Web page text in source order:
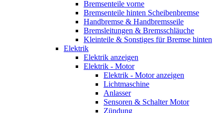
Bremsenteile vorne
Bremsenteile hinten Scheibenbremse
Handbremse & Handbremsseile
Bremsleitungen & Bremsschläuche
Kleinteile & Sonstiges für Bremse hinten
Elektrik
Elektrik anzeigen
Elektrik - Motor
Elektrik - Motor anzeigen
Lichtmaschine
Anlasser
Sensoren & Schalter Motor
Zündung